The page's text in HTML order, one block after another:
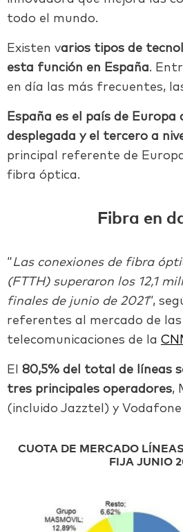
todo el mundo.
Existen varios tipos de
esta función en España.
en día las más frecuentes,
España es el país de Europa
desplegada y el tercero a
principal referente de
fibra óptica.
Fibra en
“Las conexiones de fibra
(FTTH) superaron los 12,1
finales de junio de 2021”,
referentes al mercado de las
telecomunicaciones de la
El 80,5% del total de líneas
tres principales operadores,
(incluido Jazztel) y
CUOTA DE MERCADO
FIJA JUNIO